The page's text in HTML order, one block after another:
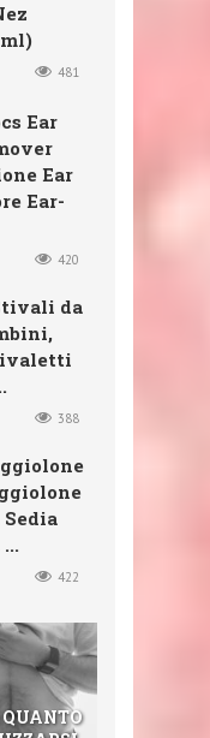
481
Ear
Ear
Ear-
420
da
388
422
QUANTO
(100
WAX
NEVE
TONI
BAMBINI,